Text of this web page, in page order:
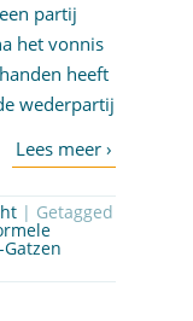
partij
het vonnis
heeft
wederpartij
| Getagged
Gatzen